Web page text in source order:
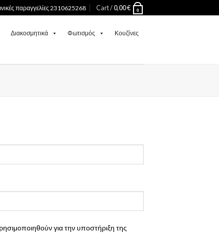
παραγγελίες 2310625268 Cart /0,00€ 0
Διακοσμητικά Φωτισμός Κουζίνες
για την υποστήριξη της